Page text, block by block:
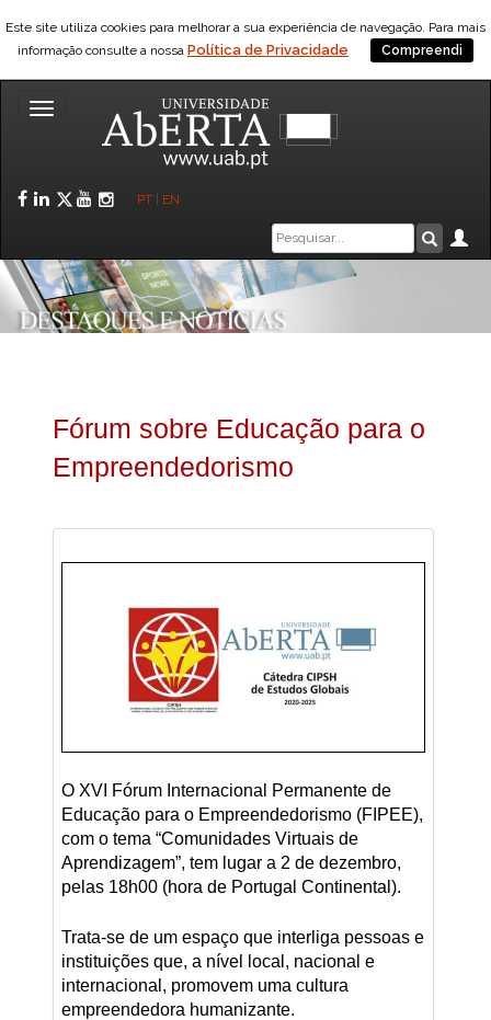
Este site utiliza cookies para melhorar a sua experiência de navegação. Para mais
informação consulte a nossa Política de Privacidade Compreendi
Toggle
Facebook
LinkedIn
Twitter
YouTube
Instagram
PT EN
Caixa
de
pesquisa
Fórum sobre Educação para o
Empreendedorismo
O XVI Fórum Internacional Permanente de
Educação para o Empreendedorismo (FIPEE),
com o tema “Comunidades Virtuais de
Aprendizagem”, tem lugar a 2 de dezembro,
pelas 18h00 (hora de Portugal Continental).
Trata-se de um espaço que interliga pessoas e
instituições que, a nível local, nacional e
internacional, promovem uma cultura
empreendedora humanizante.